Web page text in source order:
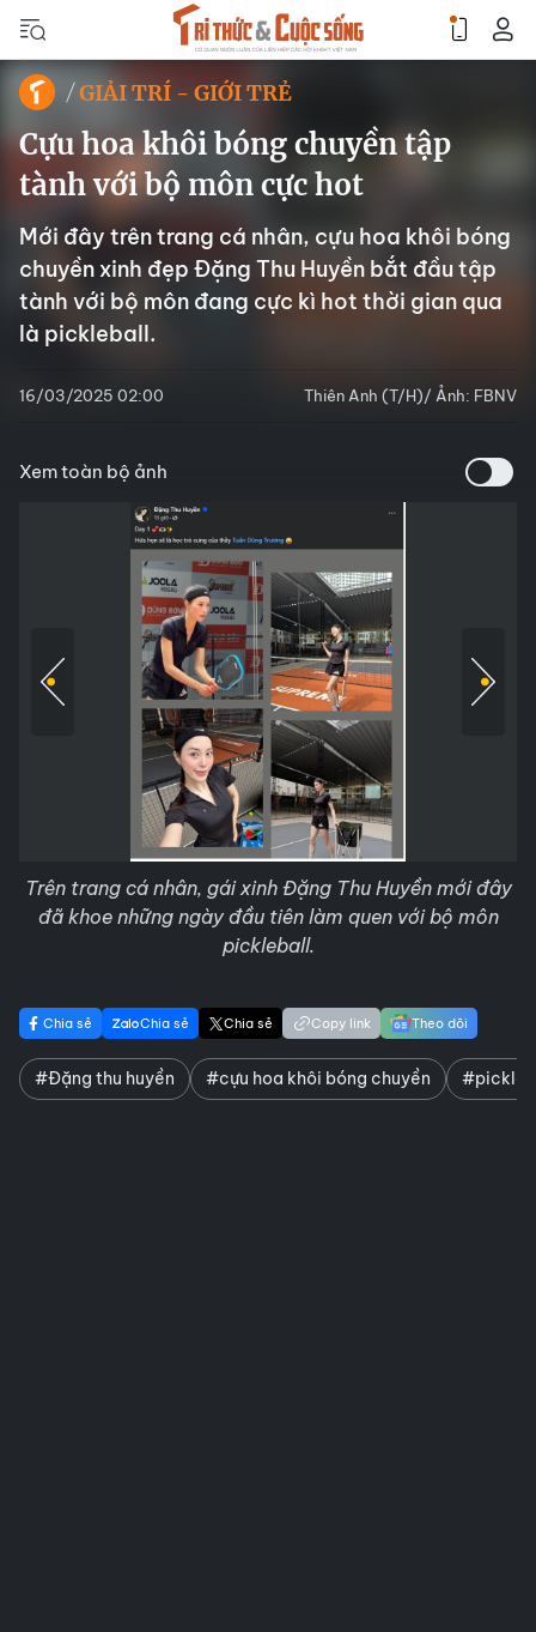
GIẢI TRÍ - GIỚI TRẺ
Cựu hoa khôi bóng chuyền tập
tành với bộ môn cực hot
Mới đây trên trang cá nhân, cựu hoa khôi bóng
chuyền xinh đẹp Đặng Thu Huyền bắt đầu tập
tành với bộ môn đang cực kì hot thời gian qua
là pickleball.
16/03/2025 02:00 Thiên Anh (T/H)/ Ảnh: FBNV
Xem toàn bộ ảnh
Trên trang cá nhân, gái xinh Đặng Thu Huyền mới đây
đã khoe những ngày đầu tiên làm quen với bộ môn
pickleball.
Chia sẻ Chia sẻ Chia sẻ Copy link Theo dõi
#Đặng thu huyền #cựu hoa khôi bóng chuyền